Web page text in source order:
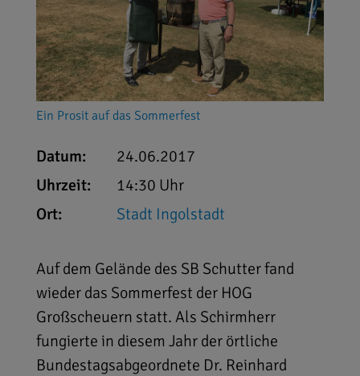
Ein Prosit auf das Sommerfest
Datum:
24.06.2017
Uhrzeit:
14:30 Uhr
Ort:
Stadt Ingolstadt
Auf dem Gelände des SB Schutter fand
wieder das Sommerfest der HOG
Großscheuern statt. Als Schirmherr
fungierte in diesem Jahr der örtliche
Bundestagsabgeordnete Dr. Reinhard